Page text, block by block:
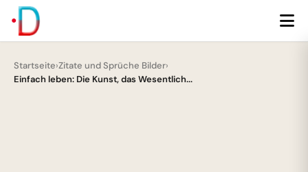
Startseite›Zitate und Sprüche Bilder›
Einfach leben: Die Kunst, das Wesentlich...